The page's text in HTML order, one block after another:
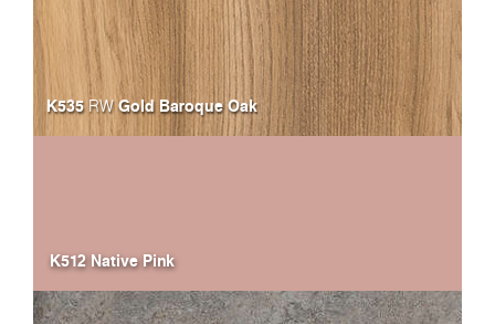
K535 RWGold Baroque Oak
K512 Native Pink